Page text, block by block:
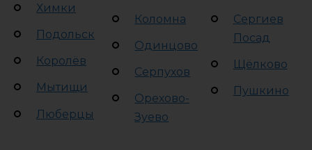
Химки
Подольск
Королёв
Мытищи
Люберцы
Коломна
Одинцово
Серпухов
Орехово-
Зуево
Сергиев
Посад
Щёлково
Пушкино